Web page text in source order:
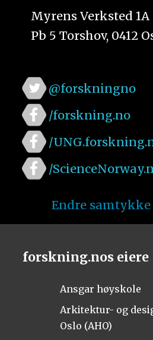
Myrens Verksted 1A
Pb 5 Torshov, 0412
@forskningno
/forskning.no
/
/
Endre samtykke
forskning.nos eiere
Ansgar høyskole
Arkitektur- og
Oslo (AHO)